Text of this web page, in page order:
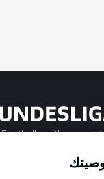
Football as it's meant
Official